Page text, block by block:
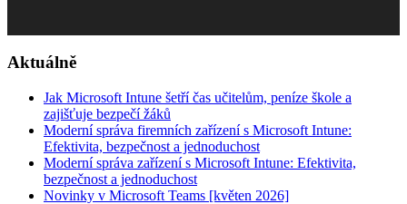
Aktuálně
Jak Microsoft Intune šetří čas učitelům, peníze škole a
zajišťuje bezpečí žáků
Moderní správa firemních zařízení s Microsoft Intune:
Efektivita, bezpečnost a jednoduchost
Moderní správa zařízení s Microsoft Intune: Efektivita,
bezpečnost a jednoduchost
Novinky v Microsoft Teams [květen 2026]